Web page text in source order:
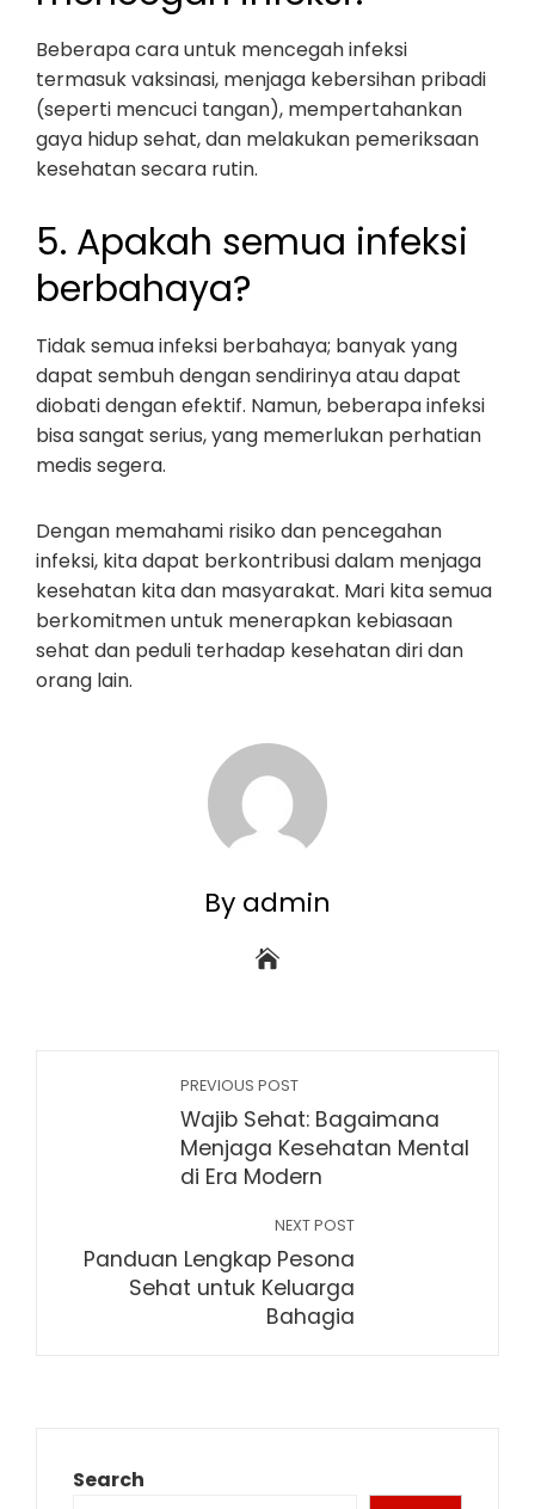
Beberapa cara untuk mencegah infeksi
termasuk vaksinasi, menjaga kebersihan pribadi
(seperti mencuci tangan), mempertahankan
gaya hidup sehat, dan melakukan pemeriksaan
kesehatan secara rutin.
5. Apakah semua infeksi
berbahaya?
Tidak semua infeksi berbahaya; banyak yang
dapat sembuh dengan sendirinya atau dapat
diobati dengan efektif. Namun, beberapa infeksi
bisa sangat serius, yang memerlukan perhatian
medis segera.
Dengan memahami risiko dan pencegahan
infeksi, kita dapat berkontribusi dalam menjaga
kesehatan kita dan masyarakat. Mari kita semua
berkomitmen untuk menerapkan kebiasaan
sehat dan peduli terhadap kesehatan diri dan
orang lain.
By admin
PREVIOUS POST
Wajib Sehat: Bagaimana
Menjaga Kesehatan Mental
di Era Modern
NEXT POST
Panduan Lengkap Pesona
Sehat untuk Keluarga
Bahagia
Search